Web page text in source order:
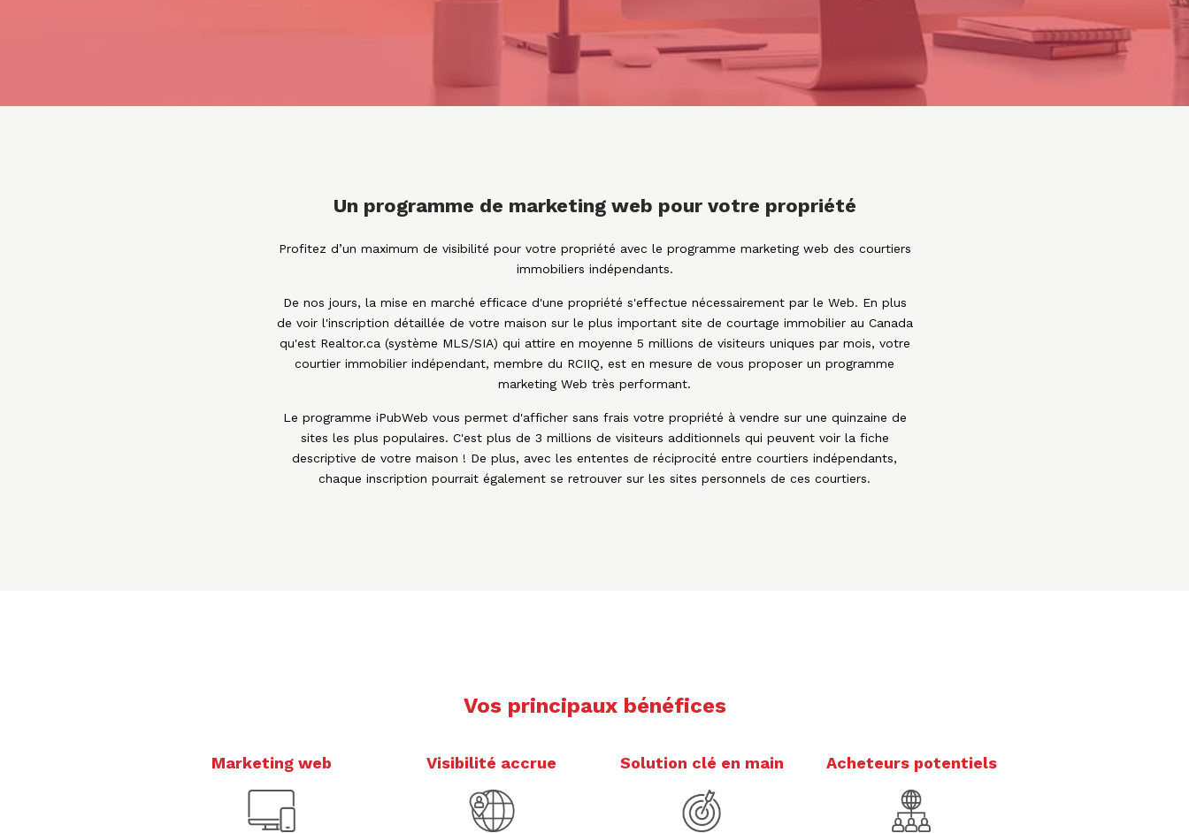
Un programme de marketing web pour votre propriété
Profitez d’un maximum de visibilité pour votre propriété avec le programme marketing web des courtiers
immobiliers indépendants.
De nos jours, la mise en marché efficace d'une propriété s'effectue nécessairement par le Web. En plus
de voir l'inscription détaillée de votre maison sur le plus important site de courtage immobilier au Canada
qu'est Realtor.ca (système MLS/SIA) qui attire en moyenne 5 millions de visiteurs uniques par mois, votre
courtier immobilier indépendant, membre du RCIIQ, est en mesure de vous proposer un programme
marketing Web très performant.
Le programme iPubWeb vous permet d'afficher sans frais votre propriété à vendre sur une quinzaine de
sites les plus populaires. C'est plus de 3 millions de visiteurs additionnels qui peuvent voir la fiche
descriptive de votre maison ! De plus, avec les ententes de réciprocité entre courtiers indépendants,
chaque inscription pourrait également se retrouver sur les sites personnels de ces courtiers.
Vos principaux bénéfices
Marketing web Visibilité accrue Solution clé en main Acheteurs potentiels